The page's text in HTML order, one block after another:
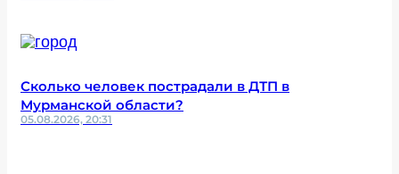
Сколько человек пострадали в ДТП в
Мурманской области?
05.08.2026, 20:31